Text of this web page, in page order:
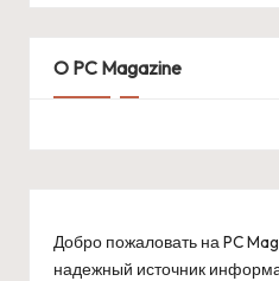
O PC Magazine
Добро пожаловать на PC
надежный источник